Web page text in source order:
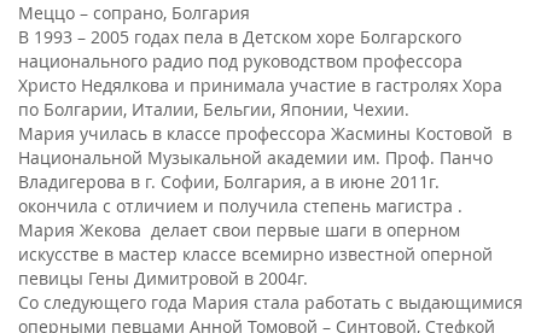
Меццо – сопрано, Болгария
В 1993 – 2005 годах пела в Детском хоре Болгарского
национального радио под руководством профессора
Христо Недялкова и принимала участие в гастролях Хора
по Болгарии, Италии, Бельгии, Японии, Чехии.
Мария училась в классе профессора Жасмины Костовой в
Национальной Музыкальной академии им. Проф. Панчо
Владигерова в г. Софии, Болгария, а в июне 2011г.
окончила с отличием и получила степень магистра .
Мария Жекова делает свои первые шаги в оперном
искусстве в мастер классе всемирно известной оперной
певицы Гены Димитровой в 2004г.
Со следующего года Мария стала работать с выдающимися
оперными певцами Анной Томовой – Синтовой, Стефкой